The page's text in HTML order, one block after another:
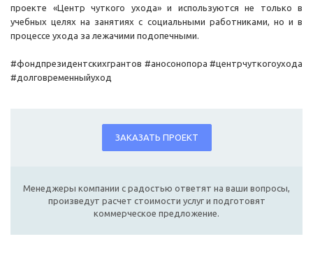
проекте «Центр чуткого ухода» и используются не только в
учебных целях на занятиях с социальными работниками, но и в
процессе ухода за лежачими подопечными.
#фондпрезидентскихгрантов #аносонопора #центрчуткогоухода
#долговременныйуход
ЗАКАЗАТЬ ПРОЕКТ
Менеджеры компании с радостью ответят на ваши вопросы,
произведут расчет стоимости услуг и подготовят
коммерческое предложение.